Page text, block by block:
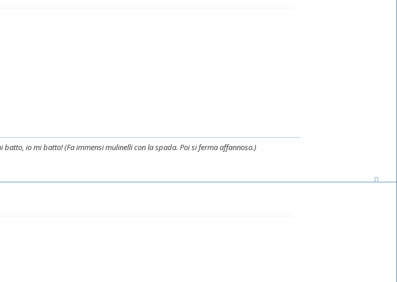
io mi batto! (Fa immensi mulinelli con la spada. Poi si ferma affannoso.)